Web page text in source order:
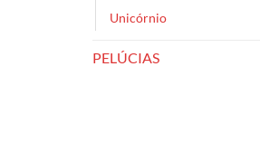
Unicórnio
PELÚCIAS